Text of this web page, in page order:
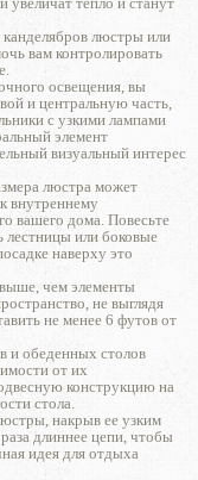
люстры или
вам контролировать
освещения, вы
и центральную часть,
с узкими лампами
элемент
визуальный интерес
люстра может
внутреннему
вашего дома. Повесьте
лестницы или боковые
наверху это
чем элементы
не выглядя
не менее 6 футов от
и обеденных столов
от их
конструкцию на
стола.
накрыв ее узким
длиннее цепи, чтобы
идея для отдыха